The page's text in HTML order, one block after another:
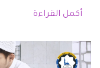
أكمل القراءة